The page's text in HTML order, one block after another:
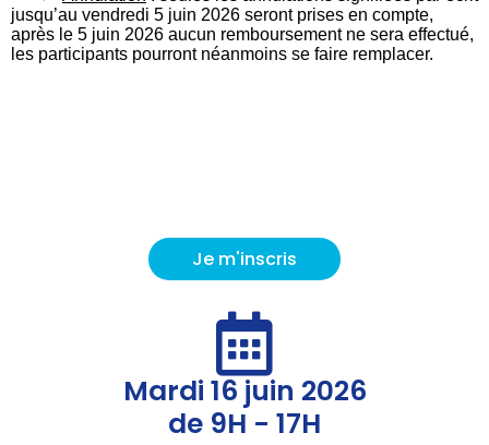
jusqu’au vendredi 5 juin 2026 seront prises en compte,
après le 5 juin 2026 aucun remboursement ne sera effectué,
les participants pourront néanmoins se faire remplacer.
Je m'inscris
Mardi 16 juin 2026
de 9H - 17H